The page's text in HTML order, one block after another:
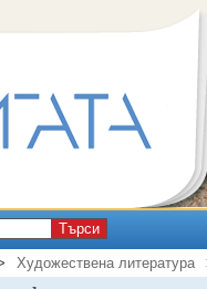
Търси
Художествена литература